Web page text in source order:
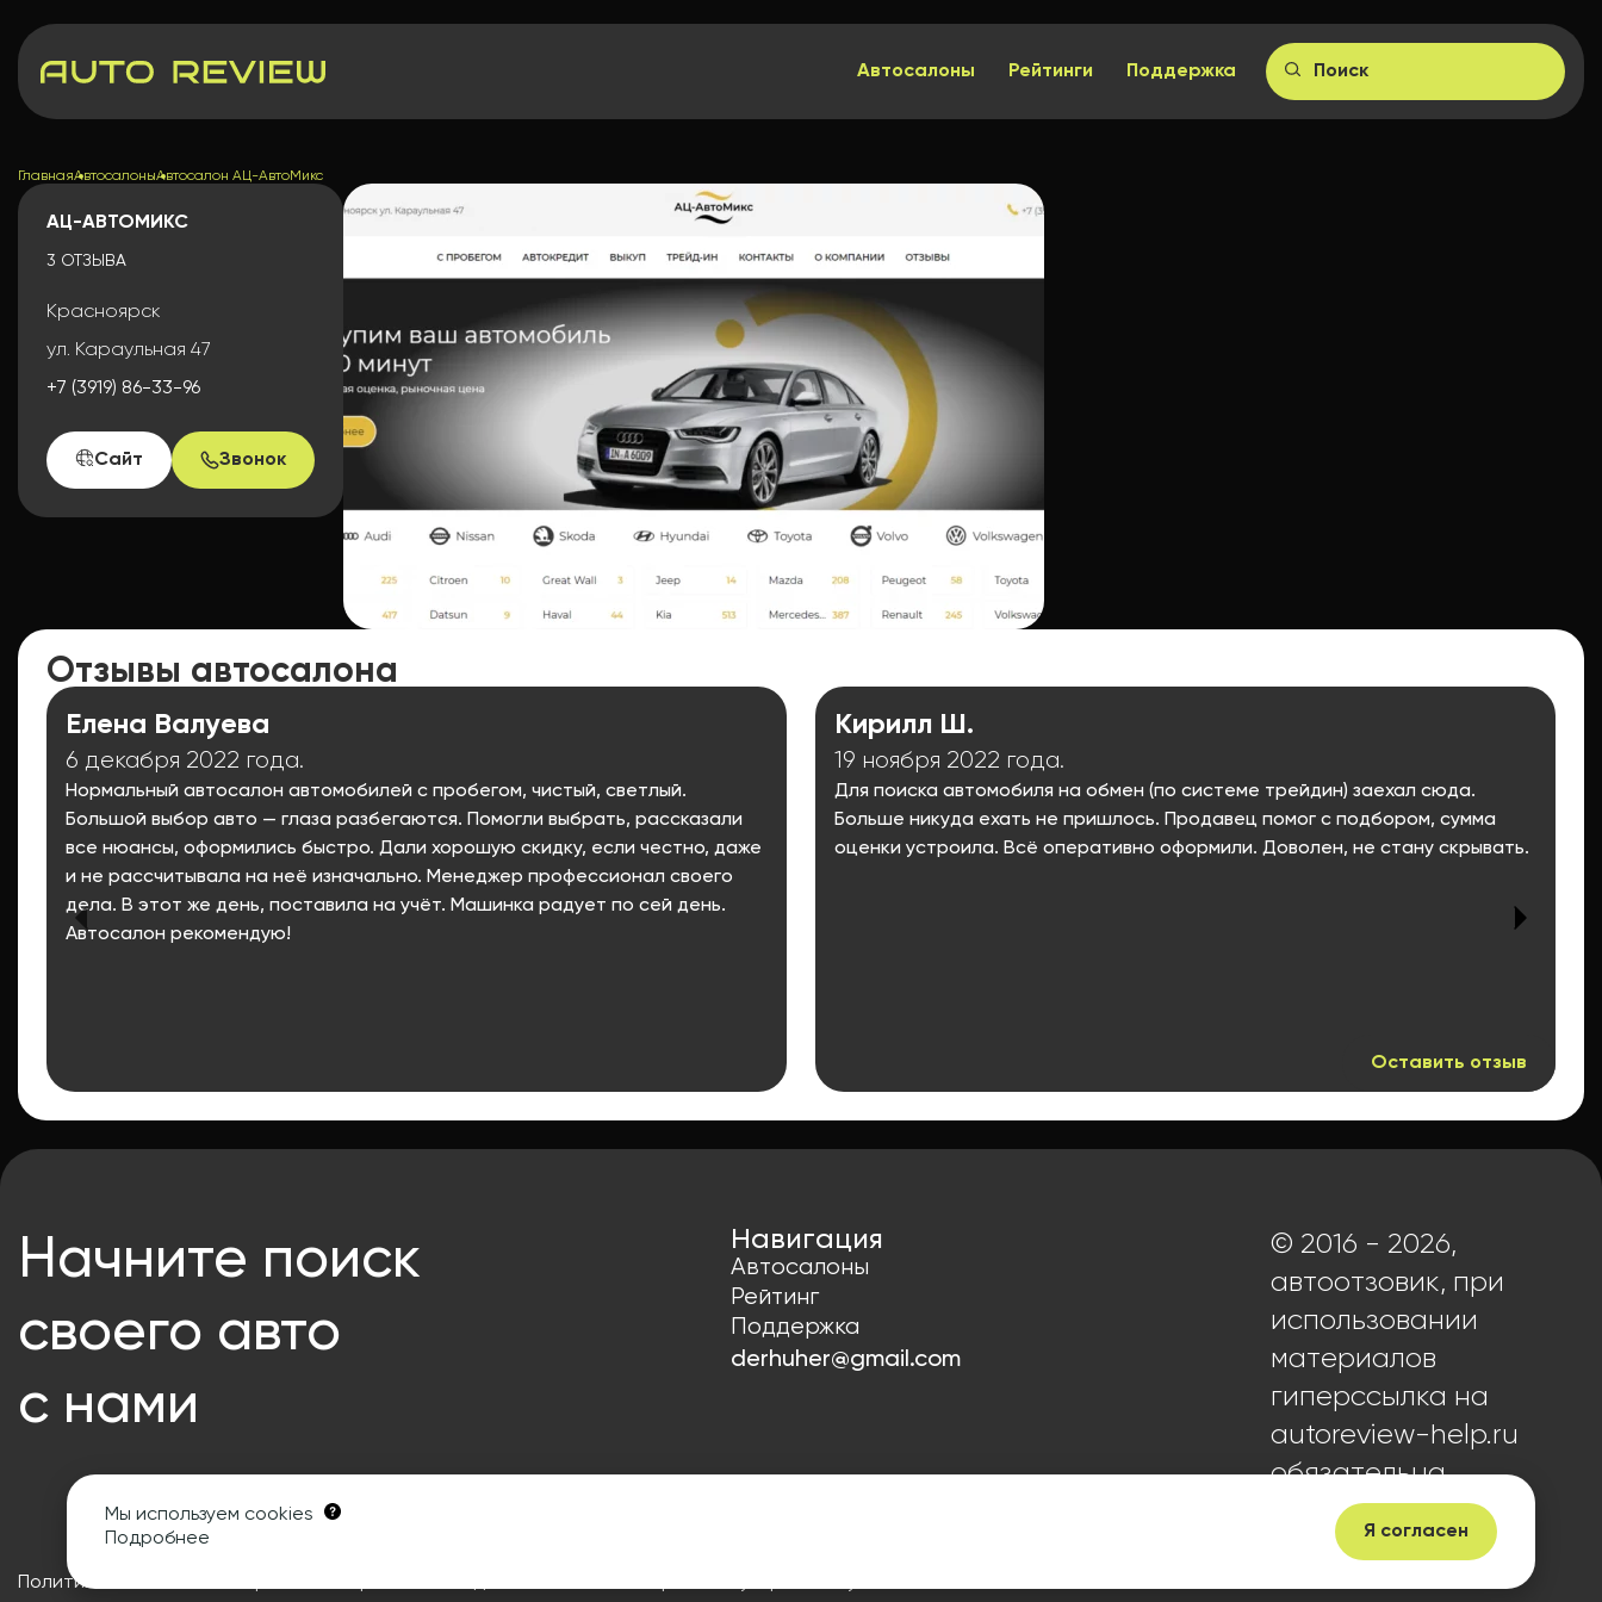
Автосалоны Рейтинги Поддержка
ГлавнаяАвтосалоныАвтосалон АЦ-АвтоМикс
АЦ-АВТОМИКС
3 ОТЗЫВА
Красноярск
ул. Караульная 47
+7 (3919) 86-33-96
Сайт Звонок
Отзывы автосалона
Елена Валуева
6 декабря 2022 года.
Нормальный автосалон автомобилей с пробегом, чистый, светлый.
Большой выбор авто — глаза разбегаются. Помогли выбрать, рассказали
все нюансы, оформились быстро. Дали хорошую скидку, если честно, даже
и не рассчитывала на неё изначально. Менеджер профессионал своего
дела. В этот же день, поставила на учёт. Машинка радует по сей день.
Автосалон рекомендую!
Кирилл Ш.
19 ноября 2022 года.
Для поиска автомобиля на обмен (по системе трейдин) заехал сюда.
Больше никуда ехать не пришлось. Продавец помог с подбором, сумма
оценки устроила. Всё оперативно оформили. Доволен, не стану скрывать.
Оставить отзыв
Мы используем cookies
Подробнее
Я согласен
Начните поиск
своего авто
с нами
Навигация
Автосалоны
Рейтинг
Поддержка
derhuher@gmail.com
© 2016 - 2026,
автоотзовик, при
использовании
материалов
гиперссылка на
autoreview-help.ru
обязательна.
Политика в отношении обработки персональных данных